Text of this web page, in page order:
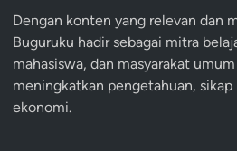
Dengan konten yang relevan dan
Buguruku hadir sebagai mitra
mahasiswa, dan masyarakat
meningkatkan pengetahuan,
ekonomi.